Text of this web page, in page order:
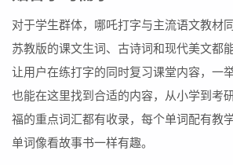
对于学生群体，哪吒打字与主流语文教材
苏教版的课文生词、古诗词和现代美文都
让用户在练打字的同时复习课堂内容，一
也能在这里找到合适的内容，从小学到考
福的重点词汇都有收录，每个单词配有教
单词像看故事书一样有趣。